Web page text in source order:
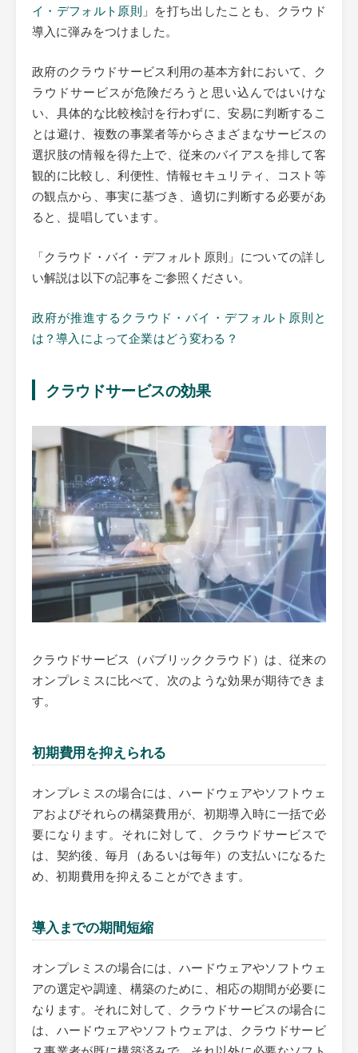
イ・デフォルト原則 」を打ち出したことも、クラウド
導入に弾みをつけました。
政府のクラウドサービス利用の基本方針において、ク
ラウドサービスが危険だろうと思い込んではいけな
い、具体的な比較検討を行わずに、安易に判断するこ
とは避け、複数の事業者等からさまざまなサービスの
選択肢の情報を得た上で、従来のバイアスを排して客
観的に比較し、利便性、情報セキュリティ、コスト等
の観点から、事実に基づき、適切に判断する必要があ
ると、提唱しています。
「クラウド・バイ・デフォルト原則」についての詳し
い解説は以下の記事をご参照ください。
政府が推進するクラウド・バイ・デフォルト原則と
は？導入によって企業はどう変わる？
クラウドサービスの効果
クラウドサービス（パブリッククラウド）は、従来の
オンプレミスに比べて、次のような効果が期待できま
す。
初期費用を抑えられる
オンプレミスの場合には、ハードウェアやソフトウェ
アおよびそれらの構築費用が、初期導入時に一括で必
要になります。それに対して、クラウドサービスで
は、契約後、毎月（あるいは毎年）の支払いになるた
め、初期費用を抑えることができます。
導入までの期間短縮
オンプレミスの場合には、ハードウェアやソフトウェ
アの選定や調達、構築のために、相応の期間が必要に
なります。それに対して、クラウドサービスの場合に
は、ハードウェアやソフトウェアは、クラウドサービ
ス事業者が既に構築済みで、それ以外に必要なソフト